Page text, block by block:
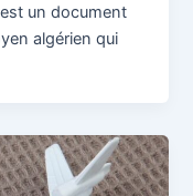
un document
algérien qui